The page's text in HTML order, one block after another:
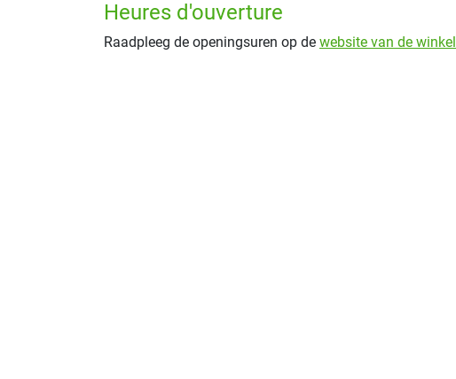
Heures d'ouverture
Raadpleeg de openingsuren op de website van de winkel